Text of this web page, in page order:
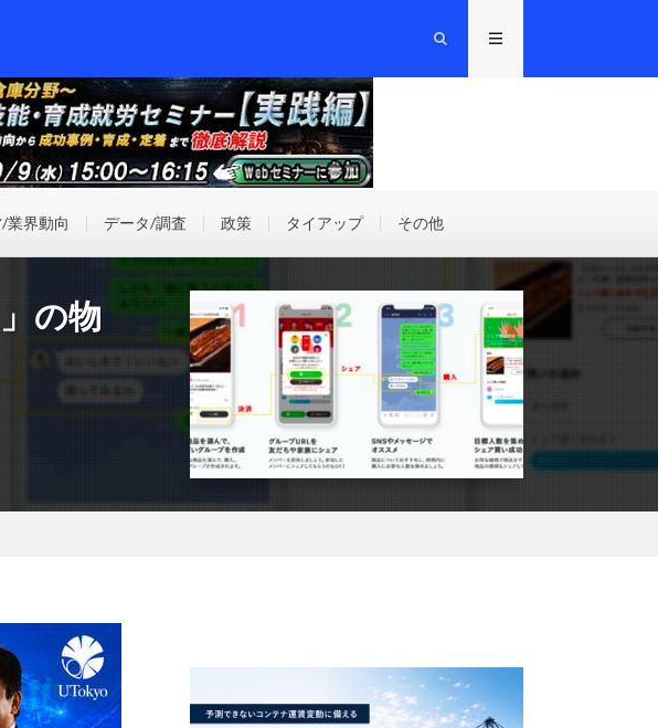
業界動向 データ/調査 政策 タイアップ その他
の物